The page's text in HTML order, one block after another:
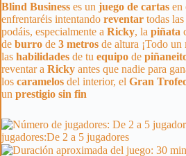
Blind Business es un juego de cartas en
enfrentaréis intentando reventar todas las
podáis, especialmente a Ricky, la piñata
de burro de 3 metros de altura ¡Todo un
las habilidades de tu equipo de
reventar a Ricky antes que nadie para
los caramelos del interior, el Gran
un prestigio sin fin
jugadores:De 2 a 5 jugadores